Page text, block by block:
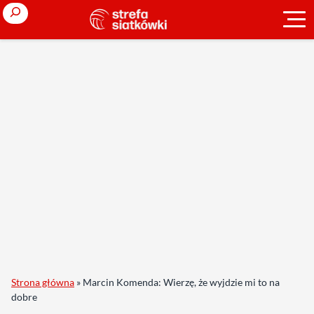
Search
Strona główna » Marcin Komenda: Wierzę, że wyjdzie mi to na
dobre